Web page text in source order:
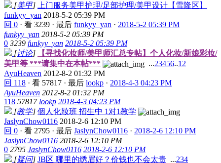
[美甲]
上门服务美甲护理/足部护理/美甲设计【雪隆区】
funkyy_yan 2018-5-2 05:39 PM
回 0 · 看 3239 · 最后 funkyy_yan · 2018-5-2 05:39 PM
funkyy_yan 2018-5-2 05:39 PM
0 3239 funkyy_yan 2018-5-2 05:39 PM
[讨论]
【寻找化妆师/美甲师汇总专帖】个人化妆/新娘彩妆/
美甲等 ***请集中在本帖***
...23456..12
AyuHeaven 2012-8-2 01:32 PM
回 118 · 看 57817 · 最后 lookp · 2018-4-3 04:23 PM
AyuHeaven 2012-8-2 01:32 PM
118 57817 lookp 2018-4-3 04:23 PM
[教学] 個人化妝班 招生中 1对1教学
JaslynChow0116 2018-2-6 12:10 PM
回 0 · 看 2795 · 最后 JaslynChow0116 · 2018-2-6 12:10 PM
JaslynChow0116 2018-2-6 12:10 PM
0 2795 JaslynChow0116 2018-2-6 12:10 PM
[疑问] JB区 哪里的绣眉好？价钱也不会太贵 ...234